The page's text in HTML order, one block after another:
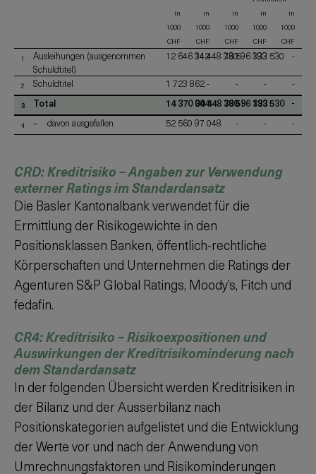
in
1000
CHF
in
1000
CHF
in
1000
CHF
in
1000
CHF
in
1000
CHF
1
Ausleihungen (ausgenommen
Schuldtitel)
12 646 14234 448 76033 596 393133 530 -
2 Schuldtitel 1 723 862- - - -
3 Total 14 370 00434 448 76033 596 393133 530 -
4 davon ausgefallen 52 560 97 048 - - -
CRD: Kreditrisiko – Angaben zur Verwendung
externer Ratings im Standardansatz
Die Basler Kantonalbank verwendet für die
Ermittlung der Risikogewichte in den
Positionsklassen Banken, öffentlich-rechtliche
Körperschaften und Unternehmen die Ratings der
Agenturen S&P Global Ratings, Moody’s, Fitch und
fedafin.
CR4: Kreditrisiko – Risikoexpositionen und
Auswirkungen der Kreditrisikominderung nach
dem Standardansatz
In der folgenden Übersicht werden Kreditrisiken in
der Bilanz und der Ausserbilanz nach
Positionskategorien aufgelistet und die Entwicklung
der Werte vor und nach der Anwendung von
Umrechnungsfaktoren und Risikominderungen